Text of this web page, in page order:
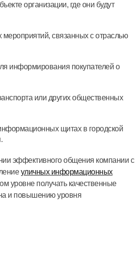
организации, где они будут
связанных с отраслью
информирования покупателей о
или других общественных
щитах в городской
эффективного общения компании с
уличных информационных
уровне получать качественные
и повышению уровня